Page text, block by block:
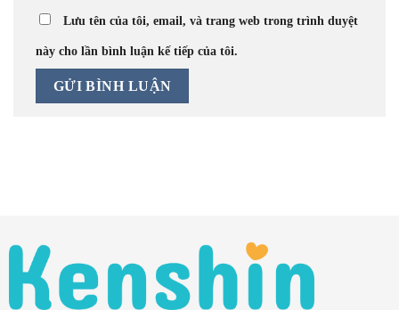
Lưu tên của tôi, email, và trang web trong trình duyệt
này cho lần bình luận kế tiếp của tôi.